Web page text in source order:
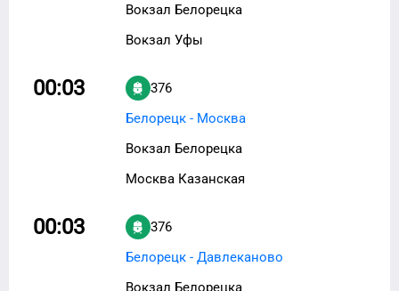
Вокзал Белорецка
Вокзал Уфы
00:03
376
Белорецк - Москва
Вокзал Белорецка
Москва Казанская
00:03
376
Белорецк - Давлеканово
Вокзал Белорецка